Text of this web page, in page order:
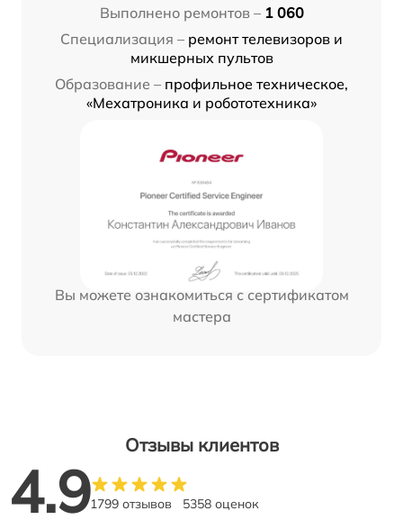
Выполнено ремонтов – 1 060
Специализация – ремонт телевизоров и
микшерных пультов
Образование – профильное техническое,
«Мехатроника и робототехника»
Вы можете ознакомиться с сертификатом
мастера
Отзывы клиентов
4.91799 отзывов 5358 оценок